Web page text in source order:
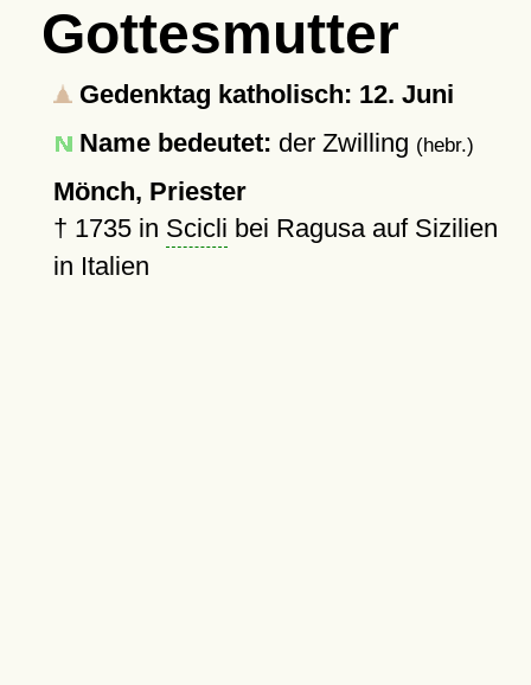
Gottesmutter
Gedenktag katholisch: 12. Juni
Name bedeutet: der Zwilling (hebr.)
Mönch, Priester
† 1735in Scicli bei Ragusa auf Sizilien
in Italien